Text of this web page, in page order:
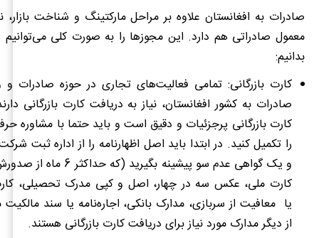
صادرات به افغانستان علاوه بر مراحل مارکتینگ و شناخت بازار،
معمول صادراتی هم دارد. این مجوزها را به صورت کلی می‌توانیم
بدانیم:
کارت بازرگانی: تمامی فعالیت‌های تجاری در حوزه صادرات و
صادرات به کشور افغانستان، نیاز به دریافت کارت بازرگانی
کارت بازرگانی پرجزئیات و دقیق است و باید حتما با مشاوره
را تکمیل کنید. در ابتدا باید اصل اظهارنامه را از اداره ثبت
و یک گواهی عدم سو پیشینه
کارت ملی، عکس سه در چهار، اصل و کپی مدرک تحصیلی،
یا معافیت از سربازی، مدارک بانکی، اجاره‌نامه یا سند
از دیگر مدارک مورد نیاز برای دریافت کارت بازرگانی هستند.